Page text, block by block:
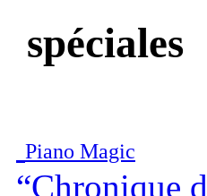
spéciales
Piano Magic
“Chronique